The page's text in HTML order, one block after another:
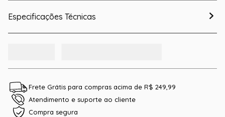
Especificações Técnicas
Frete Grátis para compras acima de R$ 249,99
Atendimento e suporte ao cliente
Compra segura